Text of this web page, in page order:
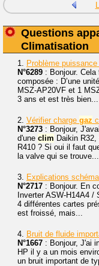
Questions
Climatisation
1. Problème
N°6289 : Bonjour.
composée : D’une
MSZ-AP20VF et 1
3 ans et est très bien...
2. Vérifier charge gaz
N°3273 : Bonjour,
d'une clim Daikin
R410 ? Si oui il faut
la valve qui se trouve...
3. Explications
N°2717 : Bonjour. En
Inverter ASW-H14A4 /
4 différentes cartes
est froissé, mais...
4. Bruit de fluide
N°1667 : Bonjour, J'ai
HP il y a un mois
un bruit important de